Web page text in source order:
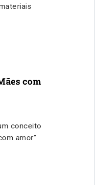
com
conceito
amor”